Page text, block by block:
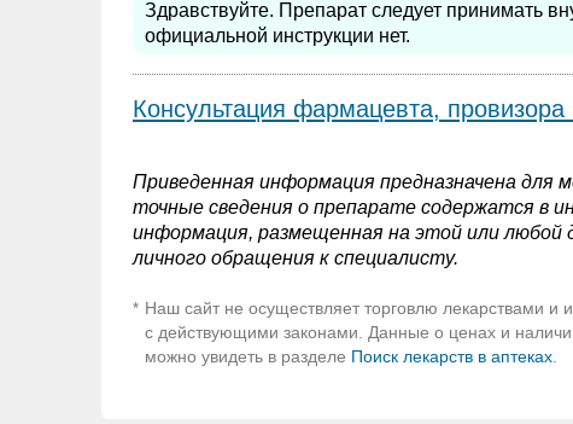
Здравствуйте. Препарат следует принимать
официальной инструкции нет.
Консультация фармацевта, провизора
Приведенная информация предназначена для
точные сведения о препарате содержатся в
информация, размещенная на этой или любой
личного обращения к специалисту.
* Наш сайт не осуществляет торговлю лекарствами и
с действующими законами. Данные о ценах и
можно увидеть в разделе Поиск лекарств в аптеках